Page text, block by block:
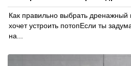
Как правильно выбрать дренажный
хочет устроить потопЕсли ты
на...